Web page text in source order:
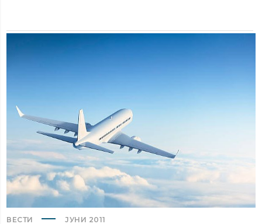
ВЕСТИ ЈУНИ 2011